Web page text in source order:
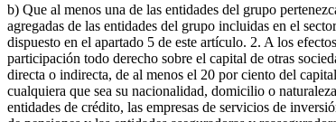
b) Que al menos una de las entidades del grupo
agregadas de las entidades del grupo incluidas en el
dispuesto en el apartado 5 de este artículo. 2. A los
participación todo derecho sobre el capital de otras
directa o indirecta, de al menos el 20 por ciento del
cualquiera que sea su nacionalidad, domicilio o
entidades de crédito, las empresas de servicios de